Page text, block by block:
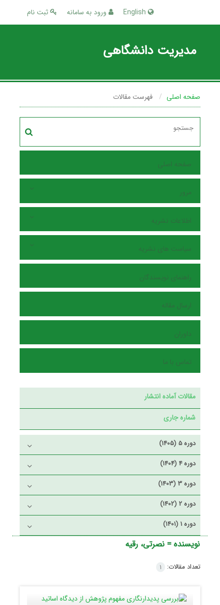
ثبت نام ورود به سامانه
مدیریت دانشگاهی
صفحه اصلی فهرست مقالات
صفحه اصلی
مرور
اطلاعات نشریه
سیاست های نشریه
راهنمای نویسندگان
ارسال مقاله
داوران
تماس با ما
مقالات آماده انتشار
شماره جاری
دوره 5 (1405)
دوره 4 (1404)
دوره 3 (1403)
دوره 2 (1402)
دوره 1 (1401)
نویسنده = نصرتی، رقیه
تعداد مقالات: 1